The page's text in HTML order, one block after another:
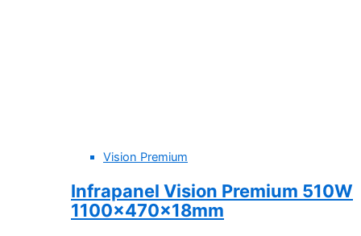
Vision Premium
Infrapanel Vision Premium 510W
1100x470x18mm